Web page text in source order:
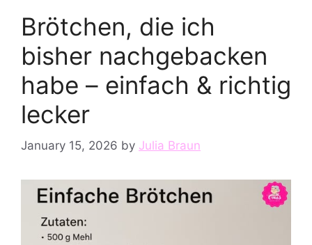
Brötchen, die ich
bisher nachgebacken
habe – einfach & richtig
lecker
January 15, 2026 by Julia Braun